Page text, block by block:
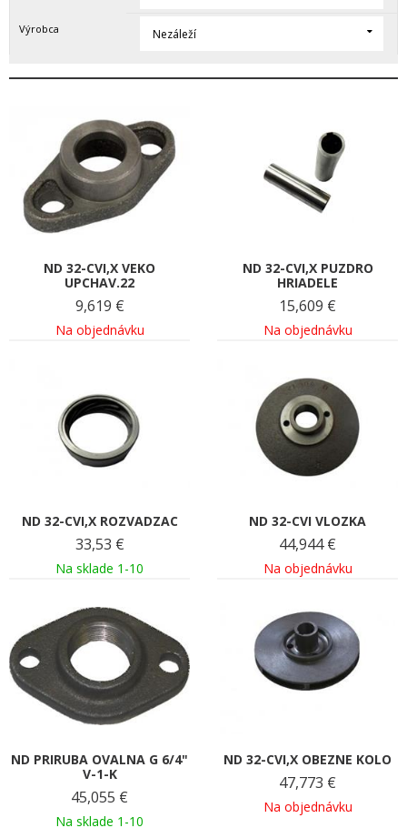
Výrobca Nezáleží
ND 32-CVI,X VEKO
UPCHAV.22
9,619 €
Na objednávku
ND 32-CVI,X PUZDRO
HRIADELE
15,609 €
Na objednávku
ND 32-CVI,X ROZVADZAC
33,53 €
Na sklade 1-10
ND 32-CVI VLOZKA
44,944 €
Na objednávku
ND PRIRUBA OVALNA G 6/4"
V-1-K
45,055 €
Na sklade 1-10
ND 32-CVI,X OBEZNE KOLO
47,773 €
Na objednávku